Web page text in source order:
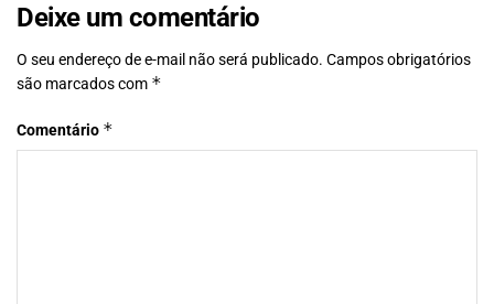
Deixe um comentário
O seu endereço de e-mail não será publicado. Campos obrigatórios
são marcados com *
Comentário *